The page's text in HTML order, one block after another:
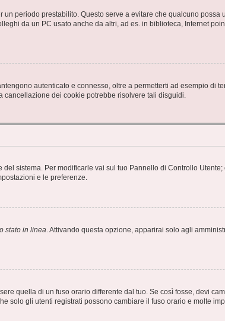
periodo prestabilito. Questo serve a evitare che qualcuno possa
da un PC usato anche da altri, ad es. in biblioteca, Internet
autenticato e connesso, oltre a permetterti ad esempio di
cancellazione dei cookie potrebbe risolvere tali disguidi.
sistema. Per modificarle vai sul tuo Pannello di Controllo
e le preferenze.
stato in linea. Attivando questa opzione, apparirai solo agli
quella di un fuso orario differente dal tuo. Se così fosse, devi
solo gli utenti registrati possono cambiare il fuso orario e molte